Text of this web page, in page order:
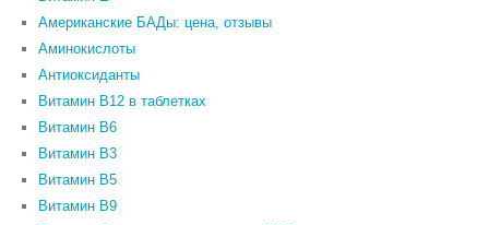
Американские БАДы: цена, отзывы
Аминокислоты
Антиоксиданты
Витамин B12 в таблетках
Витамин B6
Витамин В3
Витамин В5
Витамин В9